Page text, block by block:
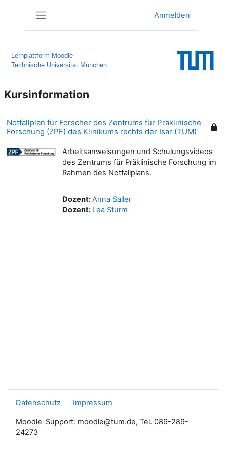
Anmelden
Lernplattform Moodle
Technische Universität München
Kursinformation
Notfallplan für Forscher des Zentrums für Präklinische
Forschung (ZPF) des Klinikums rechts der Isar (TUM)
Arbeitsanweisungen und Schulungsvideos
des Zentrums für Präklinische Forschung im
Rahmen des Notfallplans.
Dozent:Anna Saller
Dozent: Lea Sturm
Datenschutz Impressum
Moodle-Support: moodle@tum.de, Tel. 089-289-
24273